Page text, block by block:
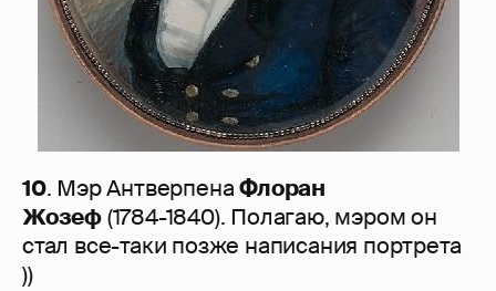
10. Мэр АнтверпенаФлоран
Жозеф(1784-1840). Полагаю, мэром он
стал все-таки позже написания портрета
))